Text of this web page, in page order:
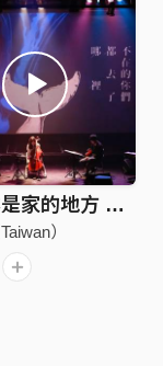
04 原本是家的地方 Used to be Home
）